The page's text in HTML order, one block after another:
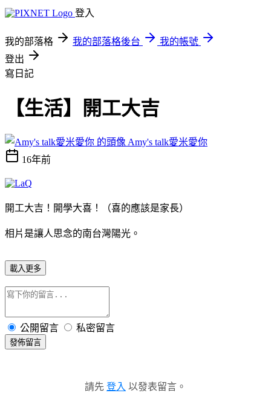
登入
我的部落格 我的部落格後台
我的帳號
登出
寫日記
【生活】開工大吉
Amy's talk愛米愛你
16年前
開工大吉！開學大喜！（喜的應該是家長）
相片是讓人思念的南台灣陽光。
載入更多
公開留言 私密留言
發佈留言
請先 登入 以發表留言。